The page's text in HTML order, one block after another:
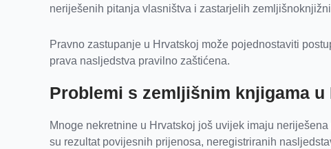
neriješenih pitanja vlasništva i zastarjelih
Pravno zastupanje u Hrvatskoj može pojednostaviti
prava nasljedstva pravilno zaštićena.
Problemi s zemljišnim knjigama u
Mnoge nekretnine u Hrvatskoj još uvijek imaju
su rezultat povijesnih prijenosa, neregistriranih